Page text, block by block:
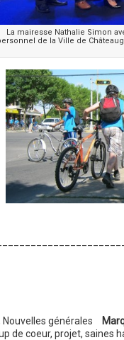
La mairesse Nathalie Simon
de la Ville de
Nouvelles générales
de coeur, projet, saines